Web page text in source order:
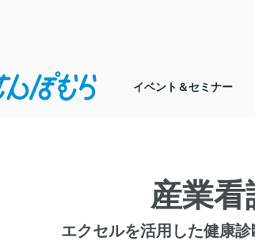
イベント＆セミナー
産業
エクセルを活用した健康診